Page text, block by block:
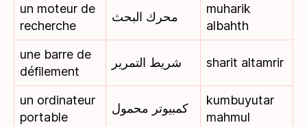
un moteur de
recherche
محرك البحث
muharik
albahth
une barre de
défilement
شريط التمرير sharit altamrir
un ordinateur
portable
كمبيوتر محمول
kumbuyutar
mahmul